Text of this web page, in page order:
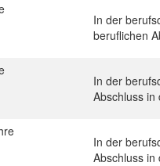
In der
beruflichen
In der
Abschluss in
In der
Abschluss in